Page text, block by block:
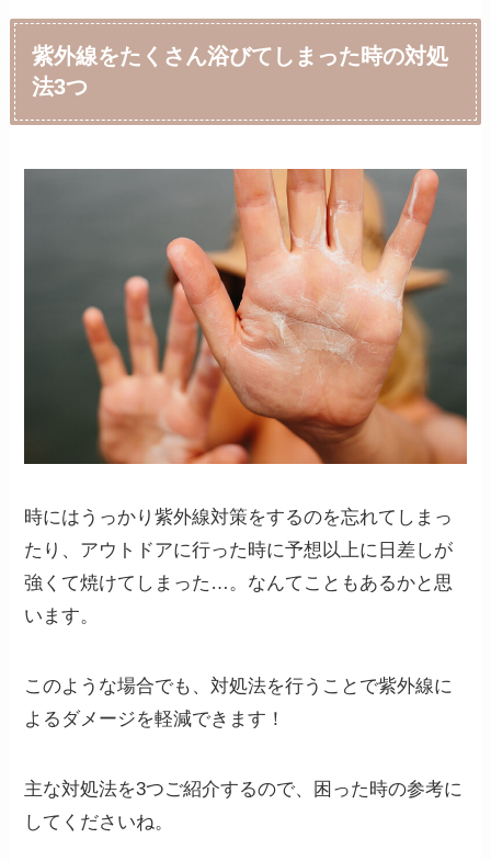
紫外線をたくさん浴びてしまった時の対処
法3つ
時にはうっかり紫外線対策をするのを忘れてしまっ
たり、アウトドアに行った時に予想以上に日差しが
強くて焼けてしまった…。なんてこともあるかと思
います。
このような場合でも、対処法を行うことで紫外線に
よるダメージを軽減できます！
主な対処法を3つご紹介するので、困った時の参考に
してくださいね。